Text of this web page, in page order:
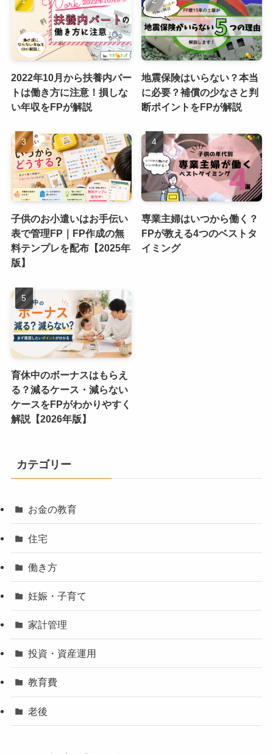
2022年10月から扶養内パー
トは働き方に注意！損しな
い年収をFPが解説
地震保険はいらない？本当
に必要？補償の少なさと判
断ポイントをFPが解説
子供のお小遣いはお手伝い
表で管理FP｜FP作成の無
料テンプレを配布【2025年
版】
専業主婦はいつから働く？
FPが教える4つのベストタ
イミング
育休中のボーナスはもらえ
る？減るケース・減らない
ケースをFPがわかりやすく
解説【2026年版】
カテゴリー
お金の教育
住宅
働き方
妊娠・子育て
家計管理
投資・資産運用
教育費
老後